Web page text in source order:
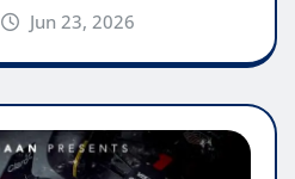
Jun 23, 2026